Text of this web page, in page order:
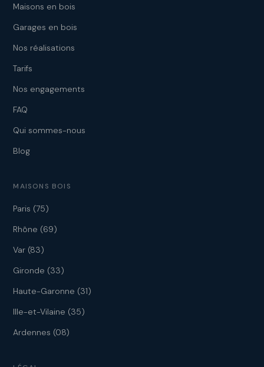
Maisons en bois
Garages en bois
Nos réalisations
Tarifs
Nos engagements
FAQ
Qui sommes-nous
Blog
MAISONS BOIS
Paris (75)
Rhône (69)
Var (83)
Gironde (33)
Haute-Garonne (31)
Ille-et-Vilaine (35)
Ardennes (08)